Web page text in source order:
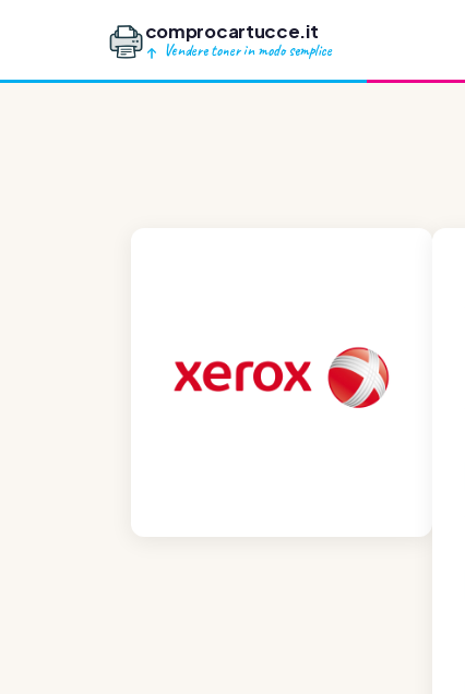
comprocartucce.it
Vendere toner in modo semplice